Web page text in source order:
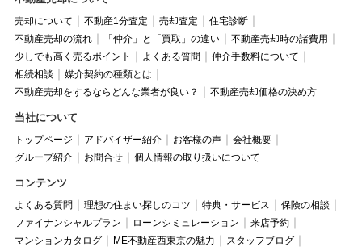
売却について 不動産1分査定 売却査定
住宅診断
不動産売却の流れ
「仲介」と「買取」の違い
不動産売却時の諸費用
少しでも高く売るポイント
よくある質問
仲介手数料について
相続相談
媒介契約の種類とは
不動産売却をするならどんな業者が良い？
不動産売却価格の決め方
当社について
トップページ アドバイザー紹介 お客様の声
会社概要
グループ紹介
お問合せ 個人情報の取り扱いについて
コンテンツ
よくある質問 理想の住まい探しのコツ 特典・サービス
保険の相談
ファイナンシャルプラン
ローンシミュレーション
来店予約
マンションカタログ
ME不動産西東京の魅力
スタッフブログ